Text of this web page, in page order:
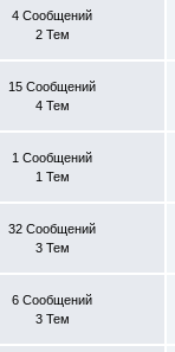
4 Сообщений
2 Тем
15 Сообщений
4 Тем
1 Сообщений
1 Тем
32 Сообщений
3 Тем
6 Сообщений
3 Тем